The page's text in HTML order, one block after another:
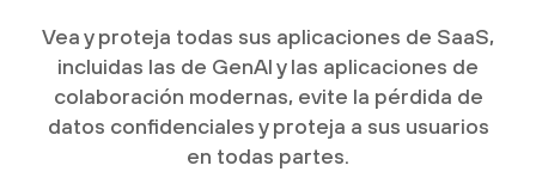
Vea y proteja todas sus aplicaciones de SaaS,
incluidas las de GenAI y las aplicaciones de
colaboración modernas, evite la pérdida de
datos confidenciales y proteja a sus usuarios
en todas partes.